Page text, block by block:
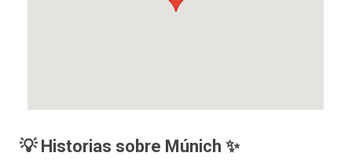
💡 Historias sobre Múnich ✨